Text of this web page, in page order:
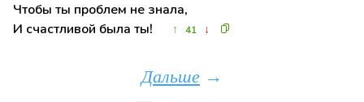
Чтобы ты проблем не знала,
И счастливой была ты!
↑ 41 ↓
Дальше →